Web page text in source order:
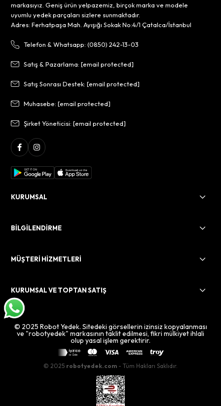
markasıyız. Geniş ürün yelpazemiz, birçok marka ve modele
uyumlu yedek parçaları sizlere sunmaktadır.
Adres: Ferhatpaşa Mah. Ayışığı Sokak No:4/1 Çatalca/İstanbul
Telefon & Whatsapp: (0850) 242-13-03
Satış & Pazarlama:[email protected]
Satış Sonrası Destek:[email protected]
Muhasebe:[email protected]
Şirket Yöneticisi:[email protected]
KURUMSAL
BİLGİLENDİRME
MÜŞTERİ HİZMETLERİ
KURUMSAL VE TOPTAN SATIŞ
© 2025 Robot Yedek. Sitedeki görsellerin izinsiz kopyalanması
ve "robotyedek" markasının taklit edilmesi, fikri mülkiyet ihlali
olup yasal işlem gerektirir.
© 2025 robotyedek.com - Tüm Hakları Saklıdır.